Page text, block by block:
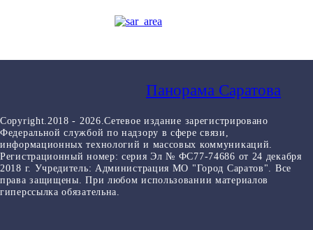
Панорама Саратова
Copyright.2018 - 2026.Сетевое издание зарегистрировано
Федеральной службой по надзору в сфере связи,
информационных технологий и массовых коммуникаций.
Регистрационный номер: серия Эл № ФС77-74686 от 24 декабря
2018 г. Учредитель: Администрация МО "Город Саратов". Все
права защищены. При любом использовании материалов
гиперссылка обязательна.